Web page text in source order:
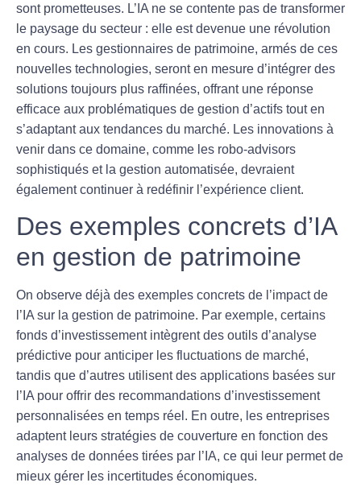
sont prometteuses. L’IA ne se contente pas de transformer
le paysage du secteur : elle est devenue une révolution
en cours. Les gestionnaires de patrimoine, armés de ces
nouvelles technologies, seront en mesure d’intégrer des
solutions toujours plus raffinées, offrant une réponse
efficace aux problématiques de gestion d’actifs tout en
s’adaptant aux tendances du marché. Les innovations à
venir dans ce domaine, comme les robo-advisors
sophistiqués et la gestion automatisée, devraient
également continuer à redéfinir l’expérience client.
Des exemples concrets d’IA
en gestion de patrimoine
On observe déjà des exemples concrets de l’impact de
l’IA sur la gestion de patrimoine. Par exemple, certains
fonds d’investissement intègrent des outils d’analyse
prédictive pour anticiper les fluctuations de marché,
tandis que d’autres utilisent des applications basées sur
l’IA pour offrir des recommandations d’investissement
personnalisées en temps réel. En outre, les entreprises
adaptent leurs stratégies de couverture en fonction des
analyses de données tirées par l’IA, ce qui leur permet de
mieux gérer les incertitudes économiques.